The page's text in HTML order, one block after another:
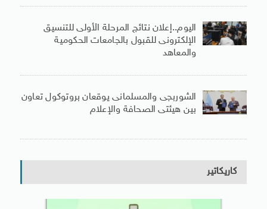
اليوم..إعلان نتائج المرحلة الأولى للتنسيق
الإلكترونى للقبول بالجامعات الحكومية
والمعاهد
الشوربجى والمسلمانى يوقعان بروتوكول تعاون
بين هيئتى الصحافة والإعلام
كاريكاتير